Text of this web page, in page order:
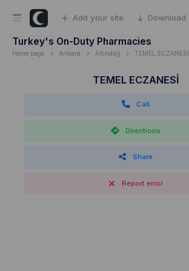
Add your site Download
Turkey's On-Duty Pharmacies
Home page Ankara Altındağ TEMEL ECZANESİ
TEMEL ECZANESİ
Call
Directions
Share
Report error